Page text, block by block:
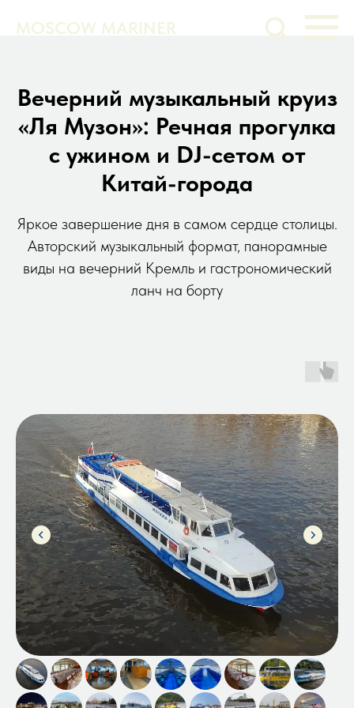
MOSCOW MARINER
Вечерний музыкальный круиз
«Ля Музон»: Речная прогулка
с ужином и DJ-сетом от
Китай-города
Яркое завершение дня в самом сердце столицы.
Авторский музыкальный формат, панорамные
виды на вечерний Кремль и гастрономический
ланч на борту